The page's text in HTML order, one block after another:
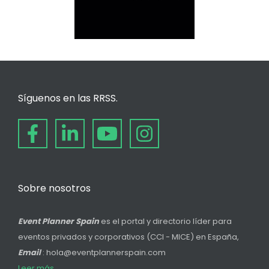
Síguenos en las RRSS.
Sobre nosotros
Event Planner Spain es el portal y directorio líder para
eventos privados y corporativos (CCI - MICE) en España,
Email: hola@eventplannerspain.com